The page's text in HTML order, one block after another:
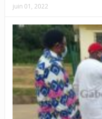
juin 01, 2022